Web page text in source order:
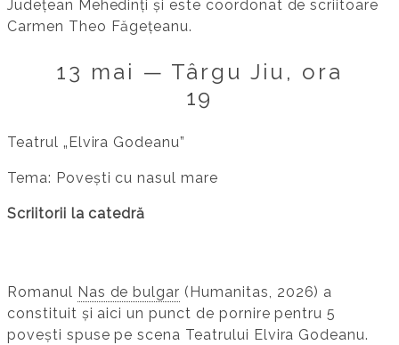
Județean Mehedinți și este coordonat de scriitoare
Carmen Theo Făgețeanu.
13 mai — Târgu Jiu, ora
19
Teatrul „Elvira Godeanu”
Tema: Povești cu nasul mare
Scriitorii la catedră
Romanul Nas de bulgar (Humanitas, 2026) a
constituit și aici un punct de pornire pentru 5
povești spuse pe scena Teatrului Elvira Godeanu.